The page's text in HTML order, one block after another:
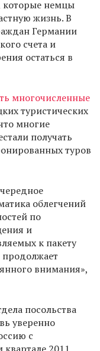
которые немцы
жизнь. В
Германии
счета и
остаться в
многочисленные
туристических
многие
получать
туров
облегчений
по
и
к пакету
продолжает
внимания»,
посольства
уверенно
с